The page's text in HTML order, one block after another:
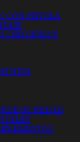
CON PISTOLA
ESPECIFICOS
HUMEDAD